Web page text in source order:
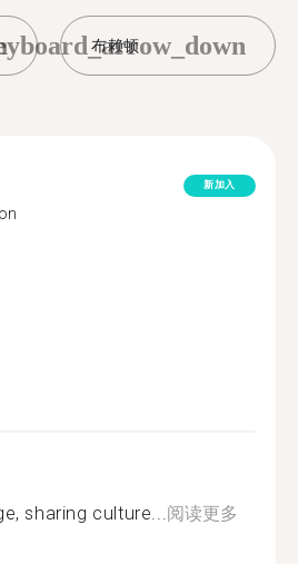
布赖顿
新加入
sharing culture...阅读更多